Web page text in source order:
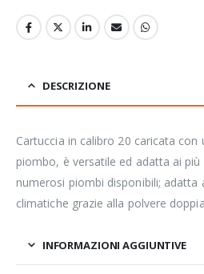
DESCRIZIONE
Cartuccia in calibro 20 caricata con
piombo, è versatile ed adatta ai più
numerosi piombi disponibili; adatta
climatiche grazie alla polvere
INFORMAZIONI AGGIUNTIVE